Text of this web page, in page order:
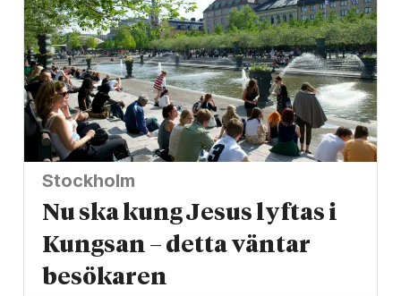
Stockholm
Nu ska kung Jesus lyftas i
Kungsan – detta väntar
besökaren